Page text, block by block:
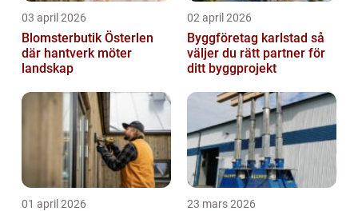
03 april 2026
Blomsterbutik Österlen
där hantverk möter
landskap
02 april 2026
Byggföretag karlstad så
väljer du rätt partner för
ditt byggprojekt
01 april 2026 23 mars 2026